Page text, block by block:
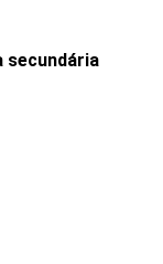
secundária